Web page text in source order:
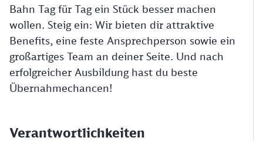
Bahn Tag für Tag ein Stück besser machen
wollen. Steig ein: Wir bieten dir attraktive
Benefits, eine feste Ansprechperson sowie ein
großartiges Team an deiner Seite. Und nach
erfolgreicher Ausbildung hast du beste
Übernahmechancen!
Verantwortlichkeiten